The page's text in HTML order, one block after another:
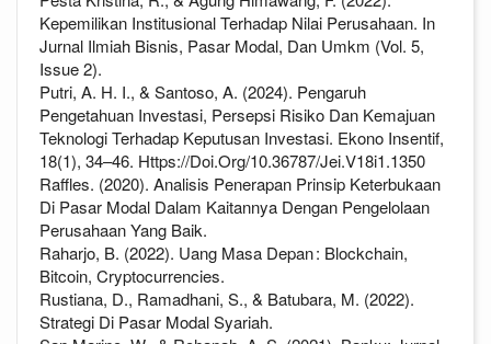
Kepemilikan Institusional Terhadap Nilai Perusahaan. In
Jurnal Ilmiah Bisnis, Pasar Modal, Dan Umkm (Vol. 5,
Issue 2).
Putri, A. H. I., & Santoso, A. (2024). Pengaruh
Pengetahuan Investasi, Persepsi Risiko Dan Kemajuan
Teknologi Terhadap Keputusan Investasi. Ekono Insentif,
18(1), 34–46. Https://Doi.Org/10.36787/Jei.V18i1.1350
Raffles. (2020). Analisis Penerapan Prinsip Keterbukaan
Di Pasar Modal Dalam Kaitannya Dengan Pengelolaan
Perusahaan Yang Baik.
Raharjo, B. (2022). Uang Masa Depan : Blockchain,
Bitcoin, Cryptocurrencies.
Rustiana, D., Ramadhani, S., & Batubara, M. (2022).
Strategi Di Pasar Modal Syariah.